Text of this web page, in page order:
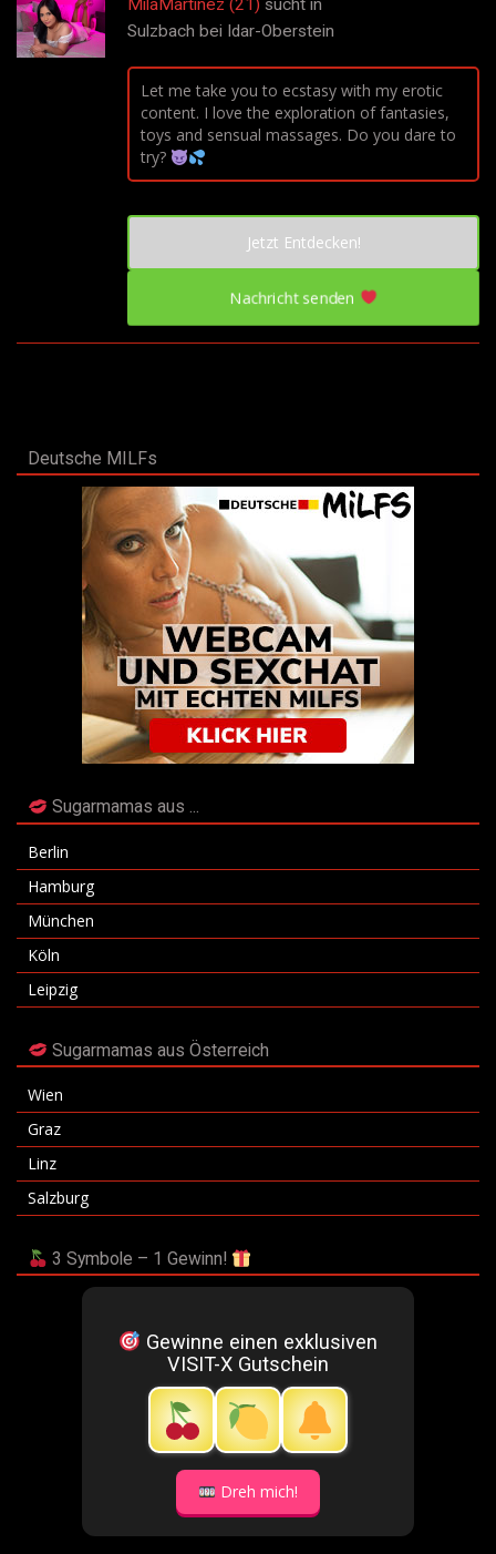
MilaMartinez (21) sucht in
Sulzbach bei Idar-Oberstein
Let me take you to ecstasy with my erotic
content. I love the exploration of fantasies,
toys and sensual massages. Do you dare to
try?
Jetzt Entdecken!
Nachricht senden
Deutsche MILFs
Sugarmamas aus ...
Berlin
Hamburg
München
Köln
Leipzig
Sugarmamas aus Österreich
Wien
Graz
Linz
Salzburg
3 Symbole – 1 Gewinn!
Gewinne einen exklusiven
VISIT-X Gutschein
Dreh mich!